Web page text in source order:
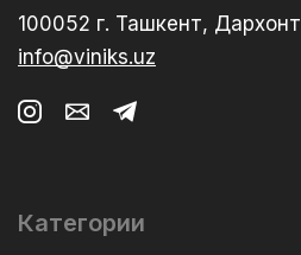
100052 г. Ташкент,
info@viniks.uz
Категории